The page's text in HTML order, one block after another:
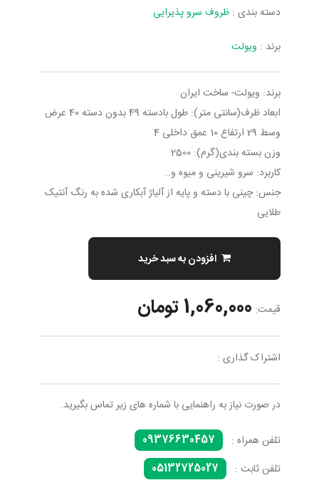
دسته بندی : ظروف سرو پذیرایی
برند : ویولت
برند: ویولت- ساخت ایران
ابعاد ظرف(سانتی متر): طول بادسته 49 بدون دسته 40 عرض
وسط 29 ارتفاع 10 عمق داخلی 4
وزن بسته بندی(گرم): 2500
کاربرد: سرو شیرینی و میوه و..
جنس: چینی با دسته و پایه از آلیاژ آبکاری شده به رنگ آنتیک
طلایی
افزودن به سبد خرید
قیمت: 1,060,000 تومان
اشتراک گذاری :
در صورت نیاز به راهنمایی با شماره های زیر تماس بگیرید.
تلفن همراه :
09376630457
تلفن ثابت :
05132725027